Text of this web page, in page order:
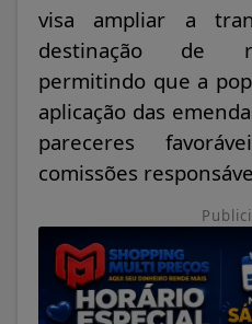
visa ampliar a
destinação de
permitindo que a
aplicação das
pareceres
comissões